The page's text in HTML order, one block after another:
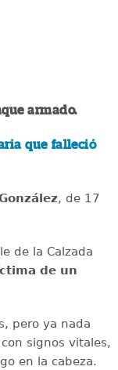
armado.
que falleció
, de 17
de la Calzada
de un
pero ya nada
signos vitales,
en la cabeza.